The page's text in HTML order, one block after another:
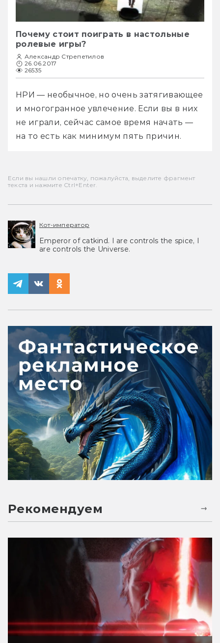
Почему стоит поиграть в настольные
ролевые игры?
Александр Стрепетилов
26.06.2017
26535
НРИ — необычное, но очень затягивающее
и многогранное увлечение. Если вы в них
не играли, сейчас самое время начать —
на то есть как минимум пять причин.
Если вы нашли опечатку, пожалуйста, выделите фрагмент
текста и нажмите Ctrl+Enter.
Кот-император
Emperor of catkind. I are controls the spice, I
are controls the Universe.
Рекомендуем